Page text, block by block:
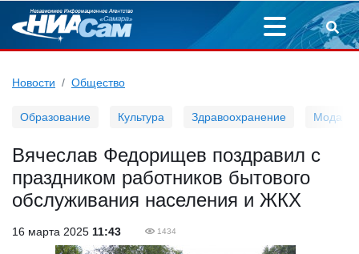
Новости Общество
Образование Культура Здравоохранение Мода
Вячеслав Федорищев поздравил с
праздником работников бытового
обслуживания населения и ЖКХ
16 марта 2025 11:43 1434